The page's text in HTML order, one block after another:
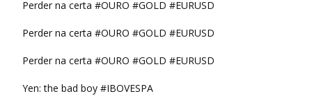
Perder na certa #OURO #GOLD #EURUSD
Perder na certa #OURO #GOLD #EURUSD
Perder na certa #OURO #GOLD #EURUSD
Yen: the bad boy #IBOVESPA